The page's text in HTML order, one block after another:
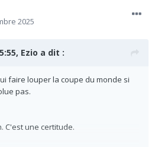
2025
Ezio a dit :
faire louper la coupe du monde si
pas.
C'est une certitude.